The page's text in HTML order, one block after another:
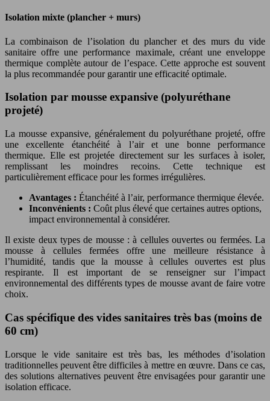
Isolation mixte (plancher + murs)
La combinaison de l’isolation du plancher et des murs du vide
sanitaire offre une performance maximale, créant une enveloppe
thermique complète autour de l’espace. Cette approche est souvent
la plus recommandée pour garantir une efficacité optimale.
Isolation par mousse expansive (polyuréthane
projeté)
La mousse expansive, généralement du polyuréthane projeté, offre
une excellente étanchéité à l’air et une bonne performance
thermique. Elle est projetée directement sur les surfaces à isoler,
remplissant les moindres recoins. Cette technique est
particulièrement efficace pour les formes irrégulières.
Avantages : Étanchéité à l’air, performance thermique élevée.
Inconvénients : Coût plus élevé que certaines autres options,
impact environnemental à considérer.
Il existe deux types de mousse : à cellules ouvertes ou fermées. La
mousse à cellules fermées offre une meilleure résistance à
l’humidité, tandis que la mousse à cellules ouvertes est plus
respirante. Il est important de se renseigner sur l’impact
environnemental des différents types de mousse avant de faire votre
choix.
Cas spécifique des vides sanitaires très bas (moins de
60 cm)
Lorsque le vide sanitaire est très bas, les méthodes d’isolation
traditionnelles peuvent être difficiles à mettre en œuvre. Dans ce cas,
des solutions alternatives peuvent être envisagées pour garantir une
isolation efficace.